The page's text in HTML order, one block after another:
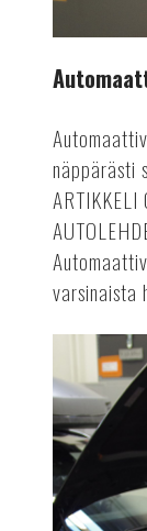
näppärästi
ARTIKKELI
varsinaista
Laitekatsaus: